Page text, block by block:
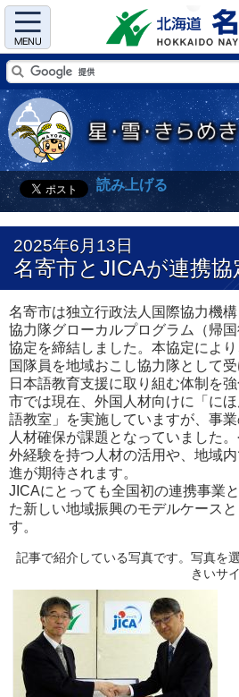
Menu
読み上げる
2025年6月13日
名寄市とJICAが連携協
名寄市は独立行政法人国際協力機
協力隊グローカルプログラム（帰
協定を締結しました。本協定によ
国隊員を地域おこし協力隊として
日本語教育支援に取り組む体制を強
市では現在、外国人材向けに「に
語教室」を実施していますが、事
人材確保が課題となっていました
外経験を持つ人材の活用や、地域
進が期待されます。
JICAにとっても全国初の連携事業
た新しい地域振興のモデルケース
す。
記事で紹介している写真です。写真を
きいサ